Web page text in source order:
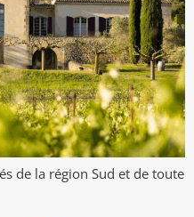
de la région Sud et de toute